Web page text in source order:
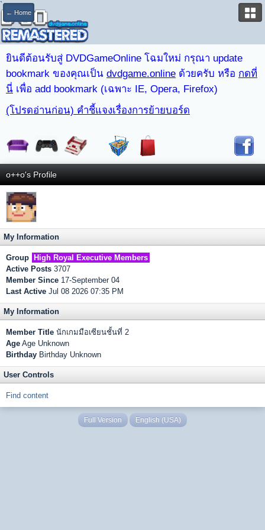
`
← Home
ยินดีต้อนรับสู่ DVDGameOnline โฉมใหม่ กรุณา update
bookmark ของคุณเป็น dvdgame.online ด้วยครับ หรือ กดที่
นี่ เพื่อ add bookmark (เฉพาะ IE, Opera, Firefox)
(โปรดอ่านก่อน) คำชี้แจงเรื่องการย้ายบอร์ด
o++o's Profile
My Information
Group
High Royal Executive Members
Active Posts 3707
Member Since 17-September 04
Last Active Jul 08 2026 07:35 PM
My Information
Member Title นักเกมมือเซียนชั้นที่ 2
Age Age Unknown
Birthday Birthday Unknown
User Controls
Find content
Full Version English (USA)